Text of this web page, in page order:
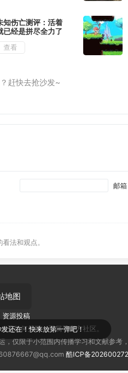
知伤亡测评：活着
已经是拼尽全力了
查看
邮箱
法和观点。
地图
资源投稿
任何关联，不属于官方社区。
，仅限于小范围内传播学习和文献参考
酷ICP备
弹吧！